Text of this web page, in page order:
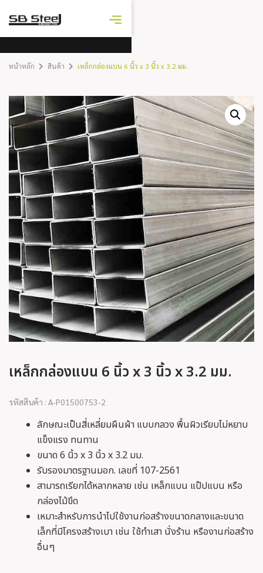
ราคาเหล็ก
หน้าหลัก สินค้า เหล็กกล่องแบน 6 นิ้ว x 3 นิ้ว x 3.2 มม.
เหล็กกล่องแบน 6 นิ้ว x 3 นิ้ว x 3.2 มม.
รหัสสินค้า : A-P01500753-2
ลักษณะเป็นสี่เหลี่ยมผืนผ้า แบบกลวง พื้นผิวเรียบไม่หยาบ
แข็งแรง ทนทาน
ขนาด 6 นิ้ว x 3 นิ้ว x 3.2 มม.
รับรองมาตรฐานมอก. เลขที่ 107-2561
สามารถเรียกได้หลากหลาย เช่น เหล็กแบน แป๊ปแบน หรือ
กล่องไม้ขึด
เหมาะสำหรับการนำไปใช้งานก่อสร้างขนาดกลางและขนาด
เล็กที่มีโครงสร้างเบา เช่น ใช้ทำเสา นั่งร้าน หรืองานก่อสร้าง
อื่นๆ